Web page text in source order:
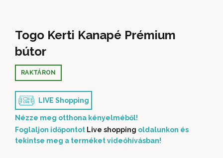
Togo Kerti Kanapé Prémium
bútor
RAKTÁRON
LIVE Shopping
Nézze meg otthona kényelméből!
Foglaljon időpontot Live shopping oldalunkon és
tekintse meg a terméket videóhívásban!